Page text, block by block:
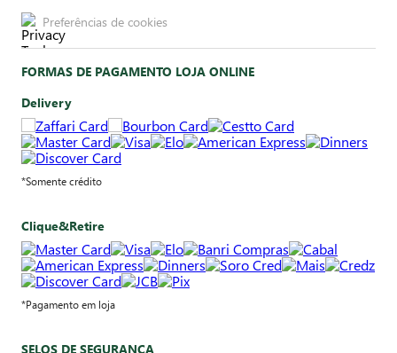
Preferências de cookies
FORMAS DE PAGAMENTO LOJA ONLINE
Delivery
*Somente crédito
Clique&Retire
*Pagamento em loja
SELOS DE SEGURANÇA